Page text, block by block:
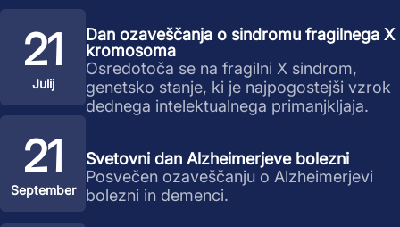
21
Julij
Dan ozaveščanja o sindromu fragilnega X
kromosoma
Osredotoča se na fragilni X sindrom,
genetsko stanje, ki je najpogostejši vzrok
dednega intelektualnega primanjkljaja.
21
September
Svetovni dan Alzheimerjeve bolezni
Posvečen ozaveščanju o Alzheimerjevi
bolezni in demenci.